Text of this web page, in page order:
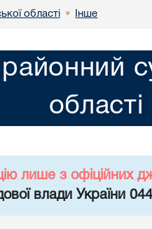
області • Інше
районний
області
лише з офіційних
влади України